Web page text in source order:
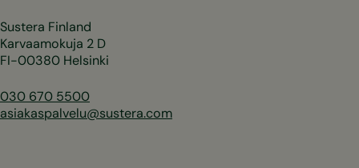
Sustera Finland
Karvaamokuja 2 D
FI-00380 Helsinki
030 670 5500
asiakaspalvelu@sustera.com